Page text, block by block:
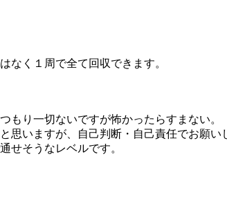
なく１周で全て回収できます。
り一切ないですが怖かったらすまない。
思いますが、自己判断・自己責任でお願い
せそうなレベルです。